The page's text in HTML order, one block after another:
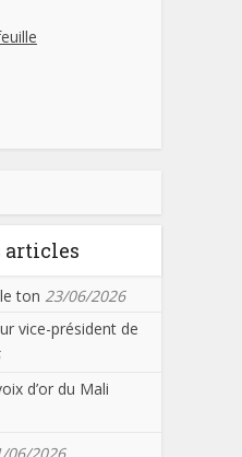
articles
ton 23/06/2026
vice-président de
d’or du Mali